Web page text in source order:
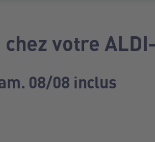
votre
08/08 inclus